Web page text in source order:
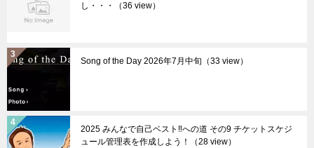
し・・・（36 view）
Song of the Day 2026年7月中旬（33 view）
2025 みんなで自己ベスト‼︎への道 その9 チケットスケジ
ュール管理表を作成しよう！（28 view）